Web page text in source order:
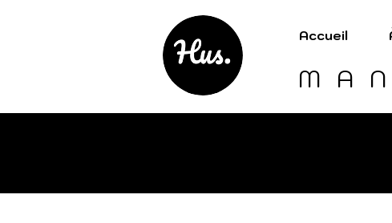
Accueil